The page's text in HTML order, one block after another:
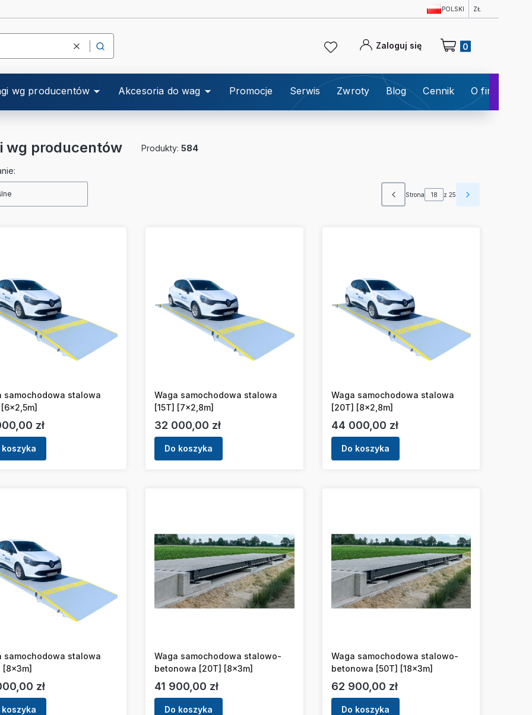
POLSKI ZŁ
WyczyśćSzukaj
Zaloguj się Produkty w koszyku:
wg producentów Akcesoria do wag Promocje Serwis Zwroty Blog Cennik O firmie
wg producentów Produkty: 584
Poprzednie produkty
Strona z 25 Następne
samochodowa stalowa
zł
koszyka
Waga samochodowa stalowa
[15T] [7x2,8m]
Cena
32 000,00 zł
Do koszyka
Waga samochodowa stalowa
[20T] [8x2,8m]
Cena
44 000,00 zł
Do koszyka
samochodowa stalowa
[8x3m]
zł
koszyka
Waga samochodowa stalowo-
betonowa [20T] [8x3m]
Cena
41 900,00 zł
Do koszyka
Waga samochodowa stalowo-
betonowa [50T] [18x3m]
Cena
62 900,00 zł
Do koszyka